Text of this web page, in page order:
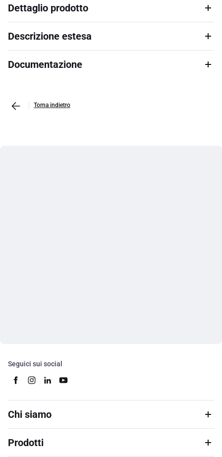
Dettaglio prodotto
Descrizione estesa
Documentazione
Torna indietro
Seguici sui social
Chi siamo
Prodotti